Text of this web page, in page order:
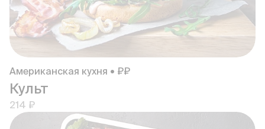
Американская кухня • ₽₽
Культ
214 ₽